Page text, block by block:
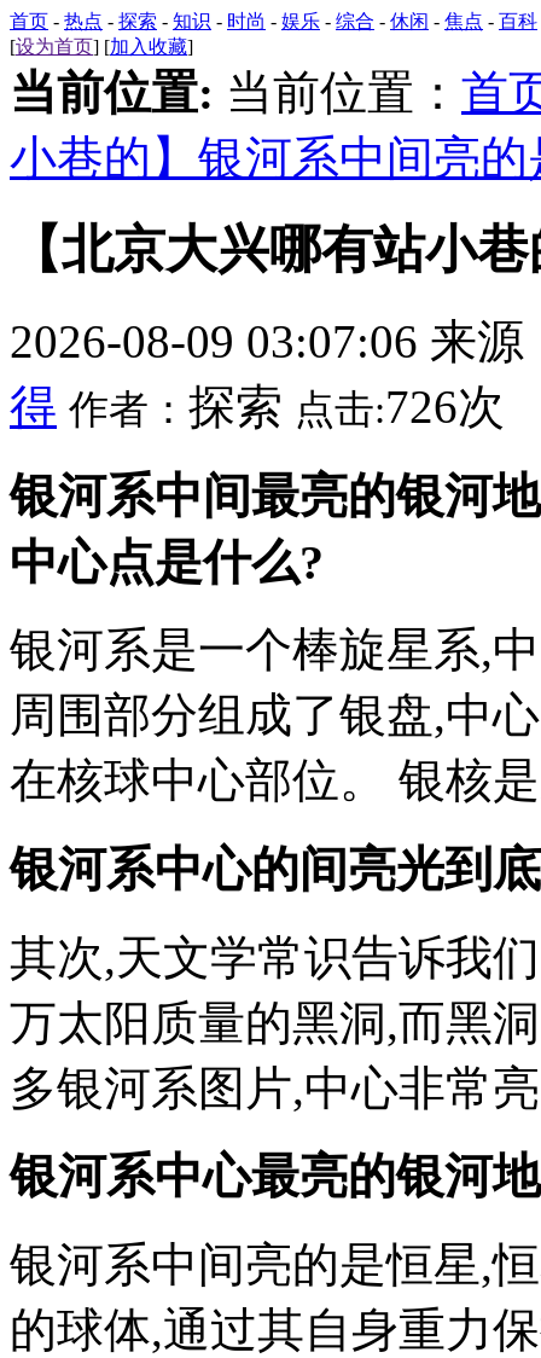
首页 - 热点 - 探索 - 知识 - 时尚 - 娱乐 - 综合 - 休闲 - 焦点 - 百科
[设为首页] [加入收藏]
当前位置: 当前位置： 首
小巷的】银河系中间亮的
【北京大兴哪有站小
2026-08-09 03:07:06 来源
得 作者： 探索 点击:726次
银河系中间最亮的银河
中心点是什么?
银河系是一个棒旋星系,
周围部分组成了银盘,中
在核球中心部位。 银核
银河系中心的间亮光到
其次,天文学常识告诉我
万太阳质量的黑洞,而黑
多银河系图片,中心非常
银河系中心最亮的银河
银河系中间亮的是恒星,
的球体,通过其自身重力